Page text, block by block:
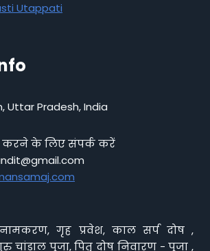
Utappati
Uttar Pradesh, India
करने के लिए संपर्क करें
नामकरण, गृह प्रवेश, काल सर्प दोष ,
चांडाल पूजा, पितृ दोष निवारण - पूजा ,